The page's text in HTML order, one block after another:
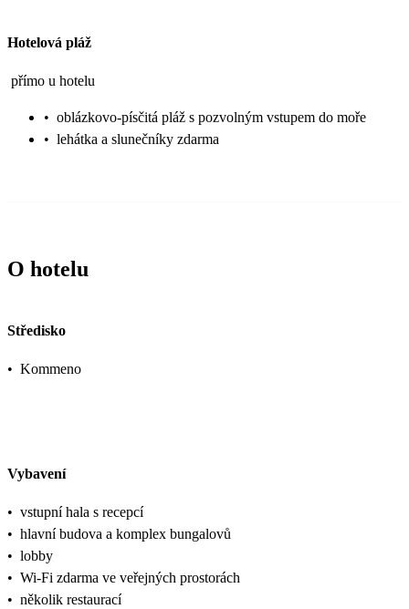
Hotelová pláž
přímo u hotelu
• oblázkovo-písčitá pláž s pozvolným vstupem do moře
• lehátka a slunečníky zdarma
O hotelu
Středisko
• Kommeno
Vybavení
• vstupní hala s recepcí
• hlavní budova a komplex bungalovů
• lobby
• Wi-Fi zdarma ve veřejných prostorách
• několik restaurací